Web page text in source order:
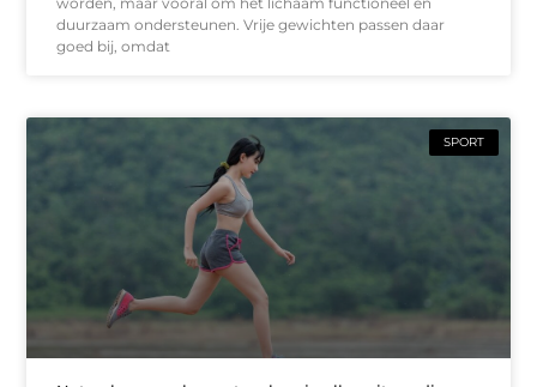
duurzaam ondersteunen. Vrije gewichten passen daar
goed bij, omdat
SPORT